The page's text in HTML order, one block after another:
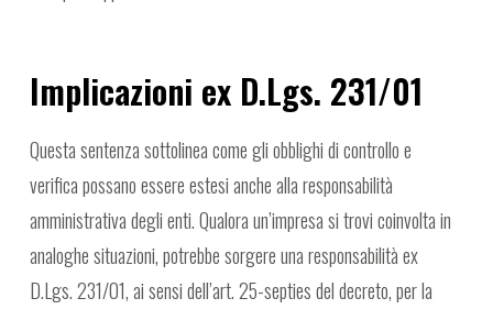
Implicazioni ex D.Lgs. 231/01
Questa sentenza sottolinea come gli obblighi di controllo e
verifica possano essere estesi anche alla responsabilità
amministrativa degli enti. Qualora un’impresa si trovi coinvolta in
analoghe situazioni, potrebbe sorgere una responsabilità ex
D.Lgs. 231/01, ai sensi dell’art. 25-septies del decreto, per la